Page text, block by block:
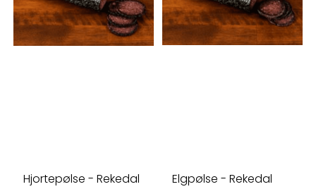
Hjortepølse - Rekedal Elgpølse - Rekedal